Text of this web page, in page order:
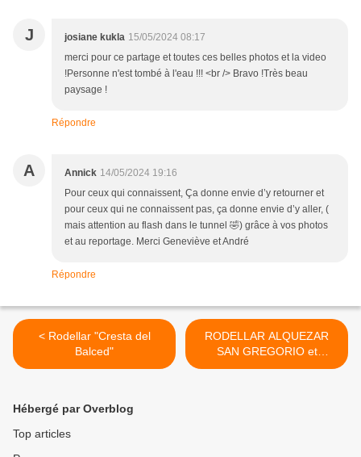
J josiane kukla 15/05/2024 08:17
merci pour ce partage et toutes ces belles photos et la video
!Personne n'est tombé à l'eau !!! <br /> Bravo !Très beau
paysage !
Répondre
A Annick 14/05/2024 19:16
Pour ceux qui connaissent, Ça donne envie d’y retourner et
pour ceux qui ne connaissent pas, ça donne envie d’y aller, (
mais attention au flash dans le tunnel 🤣) grâce à vos photos
et au reportage. Merci Geneviève et André
Répondre
< Rodellar "Cresta del
Balced"
RODELLAR ALQUEZAR
SAN GREGORIO et
BALSAS DE BASACOLS >
Hébergé par Overblog
Top articles